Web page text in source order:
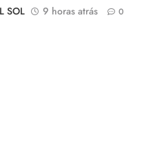
SOL
9 horas atrás 0